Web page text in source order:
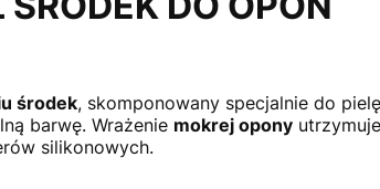
środek, skomponowany specjalnie do
barwę. Wrażenie mokrej opony
silikonowych.